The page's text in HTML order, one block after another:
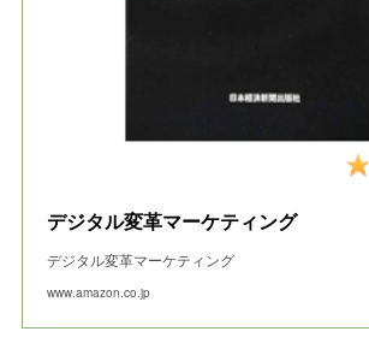
デジタル変革マーケティング
デジタル変革マーケティング
www.amazon.co.jp